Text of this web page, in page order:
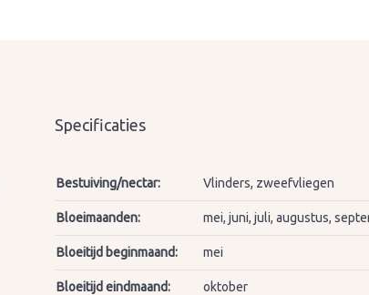
Specificaties
Bestuiving/nectar: Vlinders, zweefvliegen
Bloeimaanden: mei, juni, juli, augustus,
Bloeitijd beginmaand: mei
Bloeitijd eindmaand: oktober